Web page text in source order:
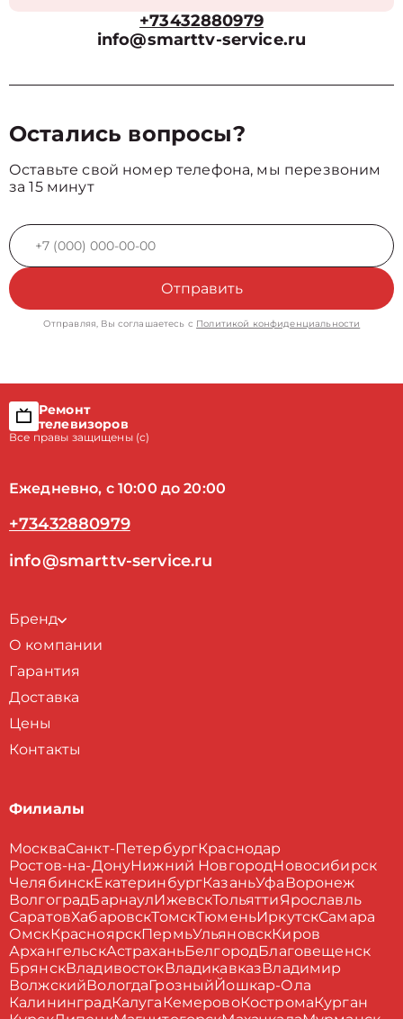
+73432880979
info@smarttv-service.ru
Остались вопросы?
Оставьте свой номер телефона, мы перезвоним
за 15 минут
Отправить
Отправляя, Вы соглашаетесь с Политикой конфиденциальности
Ремонт
телевизоров
Все правы защищены (с)
Ежедневно, с 10:00 до 20:00
+73432880979
info@smarttv-service.ru
Бренд
О компании
Гарантия
Доставка
Цены
Контакты
Филиалы
МоскваСанкт-ПетербургКраснодар
Ростов-на-ДонуНижний НовгородНовосибирск
ЧелябинскЕкатеринбургКазаньУфа Воронеж
ВолгоградБарнаулИжевскТольяттиЯрославль
СаратовХабаровскТомскТюменьИркутскСамара
ОмскКрасноярскПермьУльяновскКиров
АрхангельскАстраханьБелгородБлаговещенск
БрянскВладивостокВладикавказВладимир
ВолжскийВологдаГрозныйЙошкар-Ола
КалининградКалуга КемеровоКостромаКурган